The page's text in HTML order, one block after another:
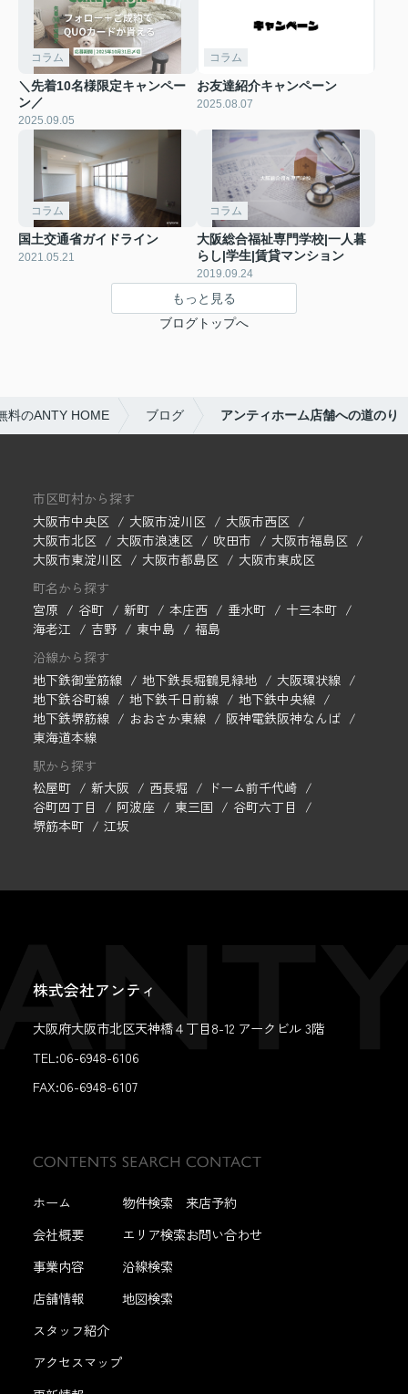
コラム
＼先着10名様限定キャンペー
ン／
2025.09.05
コラム
お友達紹介キャンペーン
2025.08.07
コラム
国土交通省ガイドライン
2021.05.21
コラム
大阪総合福祉専門学校|一人暮
らし|学生|賃貸マンション
2019.09.24
もっと見る
ブログトップへ
料のANTY HOME ブログ アンティホーム店舗への道のり
市区町村から探す
大阪市中央区
大阪市淀川区
大阪市西区
大阪市北区
大阪市浪速区 吹田市
大阪市福島区
大阪市東淀川区
大阪市都島区
大阪市東成区
町名から探す
宮原
谷町 新町 本庄西 垂水町
十三本町
海老江
吉野 東中島
福島
沿線から探す
地下鉄御堂筋線
地下鉄長堀鶴見緑地
大阪環状線
地下鉄谷町線
地下鉄千日前線
地下鉄中央線
地下鉄堺筋線
おおさか東線
阪神電鉄阪神なんば
東海道本線
駅から探す
松屋町
新大阪 西長堀
ドーム前千代崎
谷町四丁目
阿波座 東三国
谷町六丁目
堺筋本町
江坂
株式会社アンティ
大阪府大阪市北区天神橋４丁目8-12 アークビル 3階
TEL:06-6948-6106
FAX:06-6948-6107
ホーム
会社概要
事業内容
店舗情報
スタッフ紹介
アクセスマップ
物件検索
エリア検索
沿線検索
地図検索
来店予約
お問い合わせ